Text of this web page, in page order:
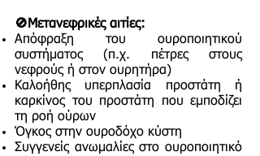
🚫Μετανεφρικές αιτίες:
Απόφραξη του ουροποιητικού
συστήματος (π.χ. πέτρες στους
νεφρούς ή στον ουρητήρα)
Καλοήθης υπερπλασία προστάτη ή
καρκίνος του προστάτη που εμποδίζει
τη ροή ούρων
Όγκος στην ουροδόχο κύστη
Συγγενείς ανωμαλίες στο ουροποιητικό